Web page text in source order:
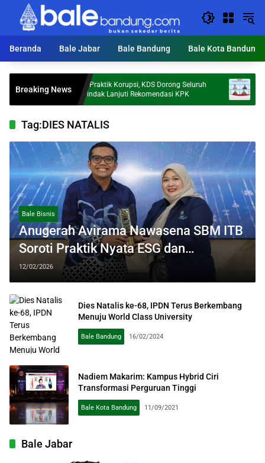
Langsung
konten
Beranda
Bale Jabar Bale Bandung Bale Kota Bandung
Breaking News
Cegah Praktik Korupsi, KDS Dorong Seluruh
OPD Tindak Lanjuti Rekomendasi KPK
Investor
Sebut
Tag:DIES NATALIS
Bale Bisnis
Anugerah Avirama Nawasena SBM ITB
Soroti Praktik Nyata ESG dan
Kepemimpinan Berkelanjutan
12/02/2026
Dies Natalis ke-68, IPDN Terus Berkembang
Menuju World Class University
Bale Bandung 16/02/2024
Nadiem Makarim: Kampus Hybrid Ciri
Transformasi Perguruan Tinggi
Bale Kota Bandung 11/09/2021
Bale Jabar